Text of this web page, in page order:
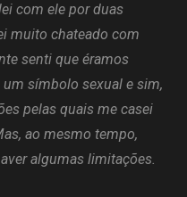
com ele por duas
muito chateado com
senti que éramos
símbolo sexual e sim,
pelas quais me casei
ao mesmo tempo,
algumas limitações.